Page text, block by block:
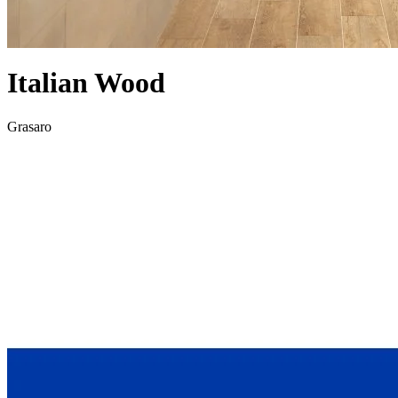
Italian Wood
Grasaro